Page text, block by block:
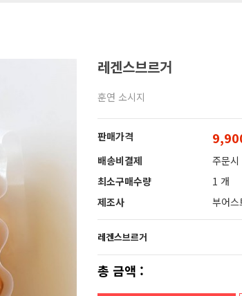
레겐스브르거
훈연 소시지
판매가격
배송비결제
주문시
최소구매수량
1 개
제조사
부어스
레겐스브르거
총 금액 :